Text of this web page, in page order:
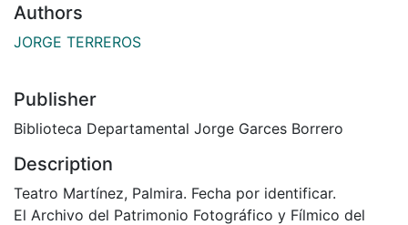
Authors
JORGE TERREROS
Publisher
Biblioteca Departamental Jorge Garces Borrero
Description
Teatro Martínez, Palmira. Fecha por identificar.
El Archivo del Patrimonio Fotográfico y Fílmico del